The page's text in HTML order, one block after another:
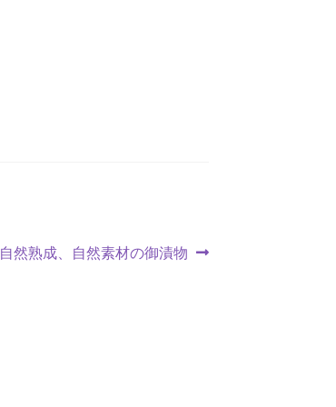
自然熟成、自然素材の御漬物